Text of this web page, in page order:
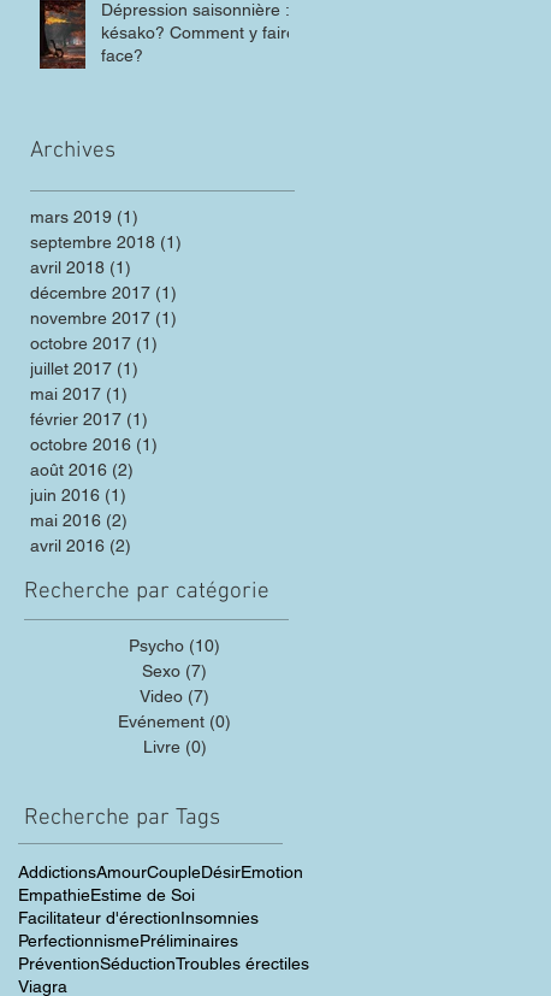
Dépression saisonnière :
késako? Comment y faire
face?
Archives
mars 2019 (1)
septembre 2018 (1)
avril 2018 (1)
décembre 2017 (1)
novembre 2017 (1)
octobre 2017 (1)
juillet 2017 (1)
mai 2017 (1)
février 2017 (1)
octobre 2016 (1)
août 2016 (2)
juin 2016 (1)
mai 2016 (2)
avril 2016 (2)
Recherche par catégorie
Psycho (10)
Sexo (7)
Video (7)
Evénement (0)
Livre (0)
Recherche par Tags
AddictionsAmourCoupleDésirEmotion
EmpathieEstime de Soi
Facilitateur d'érectionInsomnies
PerfectionnismePréliminaires
PréventionSéductionTroubles érectiles
Viagra